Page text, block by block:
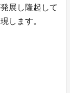
展し隆起して
します。